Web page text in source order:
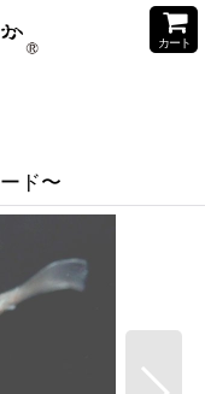
カート
ド〜